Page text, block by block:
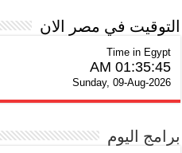
التوقيت في مصر الان
Time in Egypt
01:35:46 AM
Sunday, 09-Aug-2026
برامج اليوم